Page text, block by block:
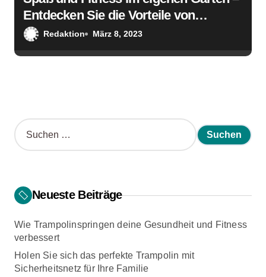
Entdecken Sie die Vorteile von
Baunsal-Trampolinen
Redaktion März 8, 2023
S
u
n
n
c
h
:
Neueste Beiträge
Wie Trampolinspringen deine Gesundheit und Fitness
verbessert
Holen Sie sich das perfekte Trampolin mit
Sicherheitsnetz für Ihre Familie